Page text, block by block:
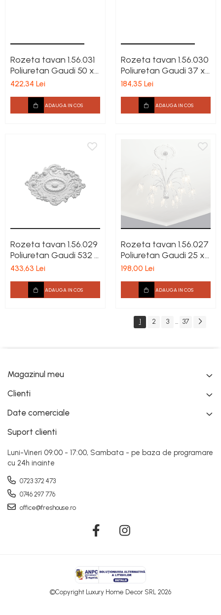
Rozeta tavan 1.56.031
Poliuretan Gaudi 50 x
620 mm
422,34 Lei
ADAUGA IN COS
Rozeta tavan 1.56.030
Poliuretan Gaudi 37 x
395 mm
184,35 Lei
ADAUGA IN COS
Rozeta tavan 1.56.029
Poliuretan Gaudi 532 x
767 x 45 mm
433,63 Lei
ADAUGA IN COS
Rozeta tavan 1.56.027
Poliuretan Gaudi 25 x
383 mm
198,00 Lei
ADAUGA IN COS
1 2 3 ... 37
Magazinul meu
Clienti
Date comerciale
Suport clienti
Luni-Vineri 09:00 - 17:00, Sambata - pe baza de programare
cu 24h inainte
0723 372 473
0746 297 776
office@freshouse.ro
©Copyright Luxury Home Decor SRL 2026